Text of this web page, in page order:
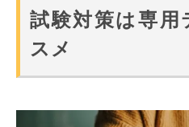
試験対策は専用
スメ